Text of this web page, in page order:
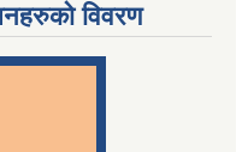
विवरण